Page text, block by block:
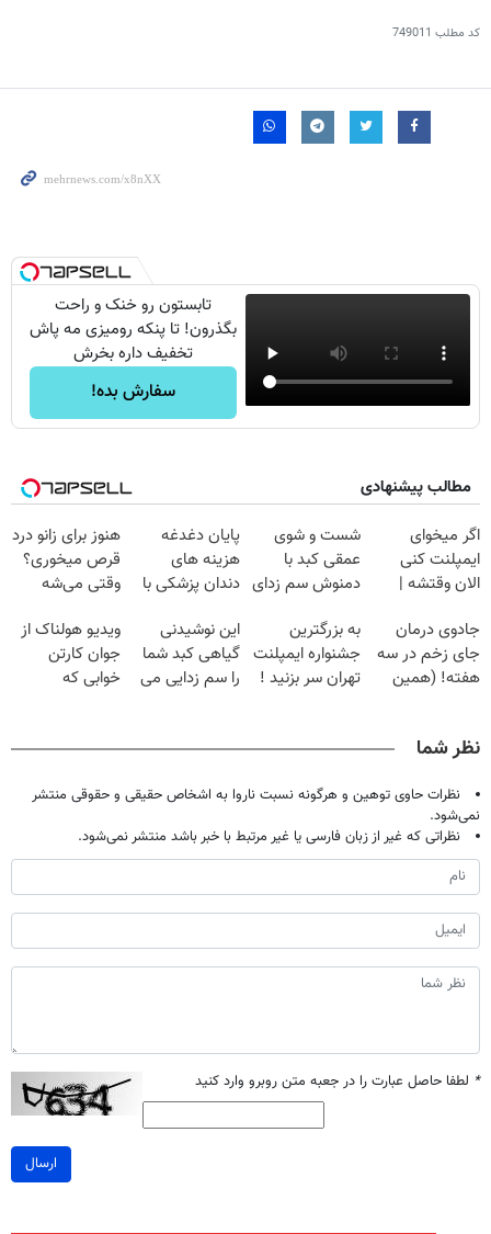
کد مطلب 749011
تابستون رو خنک و راحت
بگذرون! تا پنکه رومیزی مه پاش
تخفیف داره بخرش
سفارش بده!
مطالب پیشنهادی
اگر میخوای
ایمپلنت کنی
الان وقتشه |
میلیون تومان!!!
شست و شوی
عمقی کبد با
دمنوش سم زدای
پایان دغدغه
هزینه های
دندان پزشکی با
خانگی
هنوز برای زانو درد
قرص میخوری؟
وقتی می‌شه
درمانش کرد؟؟؟؟
جادوی درمان
جای زخم در سه
هفته! (همین
به بزرگترین
جشنواره ایمپلنت
تهران سر بزنید !
این نوشیدنی
گیاهی کبد شما
را سم زدایی می
ویدیو هولناک از
جوان کارتن
خوابی که
نظر شما
نظرات حاوی توهین و هرگونه نسبت ناروا به اشخاص حقیقی و حقوقی منتشر
نمی‌شود.
نظراتی که غیر از زبان فارسی یا غیر مرتبط با خبر باشد منتشر نمی‌شود.
* لطفا حاصل عبارت را در جعبه متن روبرو وارد کنید
ارسال